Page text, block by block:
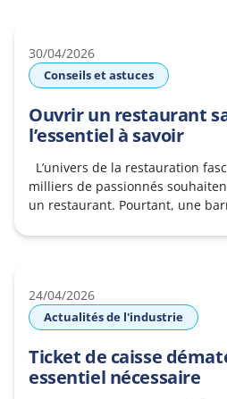
30/04/2026
Conseils et astuces
Ouvrir un restaurant
l’essentiel à savoir
L’univers de la restauration
milliers de passionnés
un restaurant. Pourtant, une
départ. Traditionnellement, les
apport n’est
24/04/2026
Actualités de l'industrie
Ticket de caisse
essentiel nécessaire